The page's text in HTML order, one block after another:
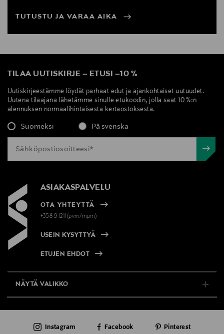
TUTUSTU JA VARAA AIKA
TILAA UUTISKIRJE – ETUSI –10 %
Uutiskirjeestämme löydät parhaat edut ja ajankohtaiset uutuudet.
Uutena tilaajana lähetämme sinulle etukoodin, jolla saat 10 %:n
alennuksen normaalihintaisesta kertaostoksesta.
Suomeksi På svenska
ASIAKASPALVELU
OTA YHTEYTTÄ
+358 9 1211(pvm/mpm)
USEIN KYSYTTYÄ
ETUJEN EHDOT
NÄYTÄ VALIKKO
AJANKOHTAISTA
Instagram Facebook Pinterest